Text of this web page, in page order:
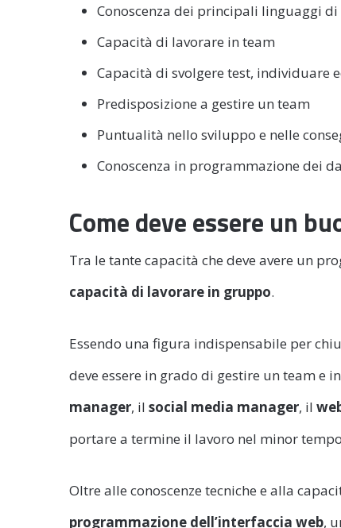
Conoscenza dei principali linguaggi
Capacità di lavorare in team
Capacità di svolgere test, individuare
Predisposizione a gestire un team
Puntualità nello sviluppo e nelle
Conoscenza in programmazione dei
Come deve essere un
Tra le tante capacità che deve avere un
capacità di lavorare in gruppo.
Essendo una figura indispensabile per
deve essere in grado di gestire un team e
manager, il social media manager, il
portare a termine il lavoro nel minor
Oltre alle conoscenze tecniche e alla
programmazione dell’interfaccia web,